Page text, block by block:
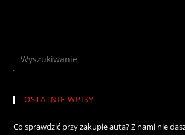
OSTATNIE WPISY
Co sprawdzić przy zakupie auta? Z nami nie